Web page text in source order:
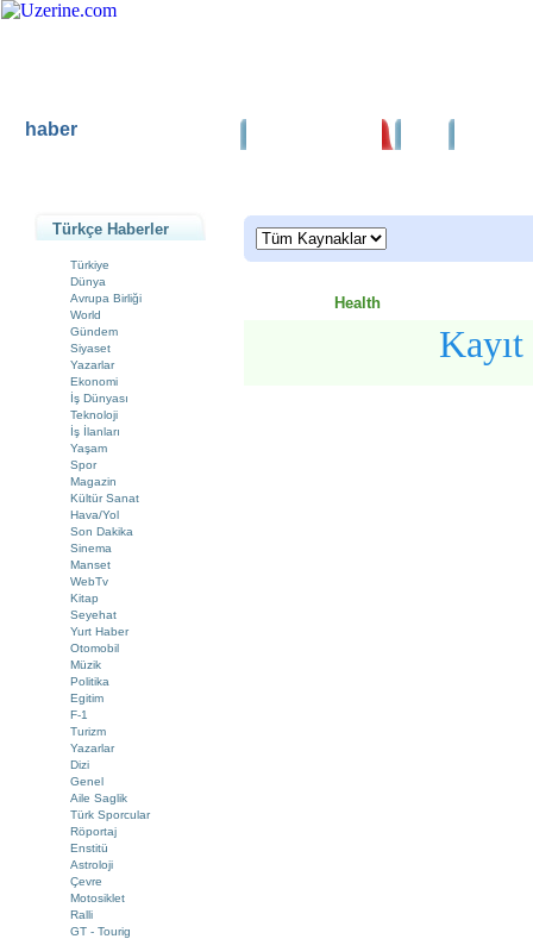
haber
Türkçe Haberler
Türkiye
Dünya
Avrupa Birliği
World
Gündem
Siyaset
Yazarlar
Ekonomi
İş Dünyası
Teknoloji
İş İlanları
Yaşam
Spor
Magazin
Kültür Sanat
Hava/Yol
Son Dakika
Sinema
Manset
WebTv
Kitap
Seyehat
Yurt Haber
Otomobil
Müzik
Politika
Egitim
F-1
Turizm
Yazarlar
Dizi
Genel
Aile Saglik
Türk Sporcular
Röportaj
Enstitü
Astroloji
Çevre
Motosiklet
Ralli
GT - Tourig
Health